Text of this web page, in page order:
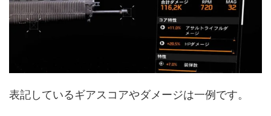
表記しているギアスコアやダメージは一例です。